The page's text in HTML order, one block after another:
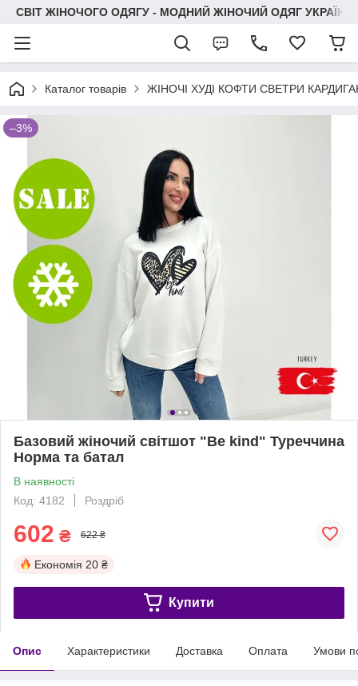
СВІТ ЖІНОЧОГО ОДЯГУ - МОДНИЙ ЖІНОЧИЙ ОДЯГ УКРАЇНИ
Каталог товарів ЖІНОЧІ ХУДІ КОФТИ СВЕТРИ
–3%
Базовий жіночий світшот "Be kind" Туреччина
Норма та батал
В наявності
Код: 4182
Роздріб
602 ₴ 622 ₴
Економія 20 ₴
Купити
Опис Характеристики Доставка Оплата Умови